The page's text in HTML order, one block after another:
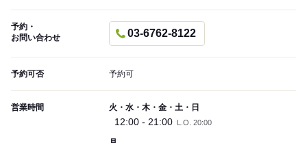
予約・
お問い合わせ
03-6762-8122
予約可否 予約可
営業時間 火・水・木・金・土・日
12:00 - 21:00 L.O. 20:00